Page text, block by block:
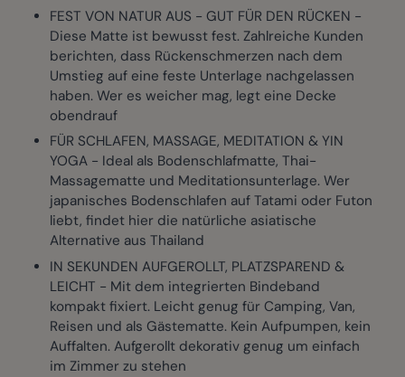
FEST VON NATUR AUS - GUT FÜR DEN RÜCKEN -
Diese Matte ist bewusst fest. Zahlreiche Kunden
berichten, dass Rückenschmerzen nach dem
Umstieg auf eine feste Unterlage nachgelassen
haben. Wer es weicher mag, legt eine Decke
obendrauf
FÜR SCHLAFEN, MASSAGE, MEDITATION & YIN
YOGA - Ideal als Bodenschlafmatte, Thai-
Massagematte und Meditationsunterlage. Wer
japanisches Bodenschlafen auf Tatami oder Futon
liebt, findet hier die natürliche asiatische
Alternative aus Thailand
IN SEKUNDEN AUFGEROLLT, PLATZSPAREND &
LEICHT - Mit dem integrierten Bindeband
kompakt fixiert. Leicht genug für Camping, Van,
Reisen und als Gästematte. Kein Aufpumpen, kein
Auffalten. Aufgerollt dekorativ genug um einfach
im Zimmer zu stehen